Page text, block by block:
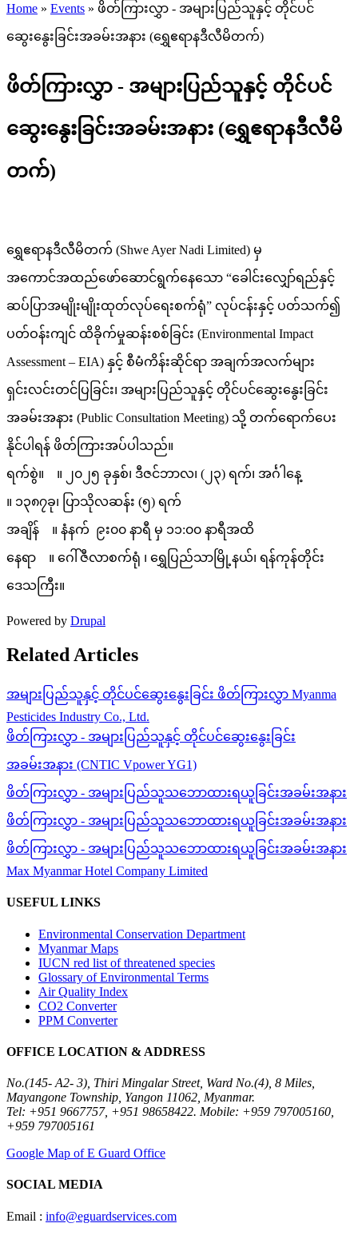
Home » Events » ဖိတ်ကြားလွှာ - အများပြည်သူနှင့် တိုင်ပင်
ဆွေးနွေးခြင်းအခမ်းအနား (ရွှေဧရာနဒီလီမိတက်)
ဖိတ်ကြားလွှာ - အများပြည်သူနှင့် တိုင်ပင်
ဆွေးနွေးခြင်းအခမ်းအနား (ရွှေဧရာနဒီလီမိ
တက်)
ရွှေဧရာနဒီလီမိတက် (Shwe Ayer Nadi Limited) မှ
အကောင်အထည်ဖော်ဆောင်ရွက်နေသော “ခေါင်းလျှော်ရည်နှင့်
ဆပ်ပြာအမျိုးမျိုးထုတ်လုပ်ရေးစက်ရုံ” လုပ်ငန်းနှင့် ပတ်သက်၍
ပတ်ဝန်းကျင် ထိခိုက်မှုဆန်းစစ်ခြင်း (Environmental Impact
Assessment – EIA) နှင့် စီမံကိန်းဆိုင်ရာ အချက်အလက်များ
ရှင်းလင်းတင်ပြခြင်း၊ အများပြည်သူနှင့် တိုင်ပင်ဆွေးနွေးခြင်း
အခမ်းအနား (Public Consultation Meeting) သို့ တက်ရောက်ပေး
နိုင်ပါရန် ဖိတ်ကြားအပ်ပါသည်။
ရက်စွဲ။ ။ ၂၀၂၅ ခုနှစ်၊ ဒီဇင်ဘာလ၊ (၂၃) ရက်၊ အင်္ဂါနေ့
။ ၁၃၈၇ခု၊ ပြာသိုလဆန်း (၅) ရက်
အချိန် ။ နံနက် ၉း၀၀ နာရီ မှ ၁၁:၀၀ နာရီအထိ
နေရာ ။ ဂေါ်ဇီလာစက်ရုံ ၊ ရွှေပြည်သာမြို့နယ်၊ ရန်ကုန်တိုင်း
ဒေသကြီး။
Powered by Drupal
Related Articles
အများပြည်သူနှင့် တိုင်ပင်ဆွေးနွေးခြင်း ဖိတ်ကြားလွှာ Myanma
Pesticides Industry Co., Ltd.
ဖိတ်ကြားလွှာ - အများပြည်သူနှင့် တိုင်ပင်ဆွေးနွေးခြင်း
အခမ်းအနား (CNTIC Vpower YG1)
ဖိတ်ကြားလွှာ - အများပြည်သူသဘောထားရယူခြင်းအခမ်းအနား
ဖိတ်ကြားလွှာ - အများပြည်သူသဘောထားရယူခြင်းအခမ်းအနား
ဖိတ်ကြားလွှာ - အများပြည်သူသဘောထားရယူခြင်းအခမ်းအနား
Max Myanmar Hotel Company Limited
USEFUL LINKS
Environmental Conservation Department
Myanmar Maps
IUCN red list of threatened species
Glossary of Environmental Terms
Air Quality Index
CO2 Converter
PPM Converter
OFFICE LOCATION & ADDRESS
No.(145- A2- 3), Thiri Mingalar Street, Ward No.(4), 8 Miles,
Mayangone Township, Yangon 11062, Myanmar.
Tel: +951 9667757, +951 98658422. Mobile: +959 797005160,
+959 797005161
Google Map of E Guard Office
SOCIAL MEDIA
Email : info@eguardservices.com